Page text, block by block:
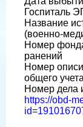
Госпиталь
Название
(военно-
Номер
ранений
Номер
общего
Номер дела
https://obd-